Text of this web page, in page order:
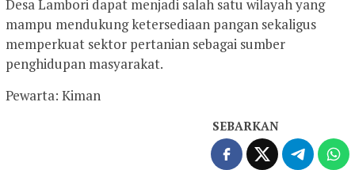
Desa Lambori dapat menjadi salah satu wilayah yang
mampu mendukung ketersediaan pangan sekaligus
memperkuat sektor pertanian sebagai sumber
penghidupan masyarakat.
Pewarta: Kiman
SEBARKAN